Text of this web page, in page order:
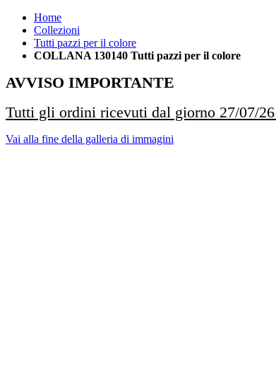
Home
Collezioni
Tutti pazzi per il colore
COLLANA 130140 Tutti pazzi per il colore
AVVISO IMPORTANTE
Tutti gli ordini ricevuti dal giorno 27/07/
Vai alla fine della galleria di immagini